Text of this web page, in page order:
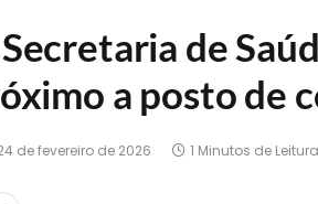
de
a posto de
de fevereiro de 2026 1 Minutos de Leitura